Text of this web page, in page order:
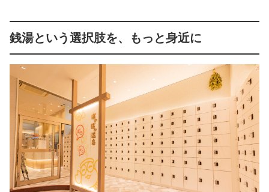
銭湯という選択肢を、もっと身近に